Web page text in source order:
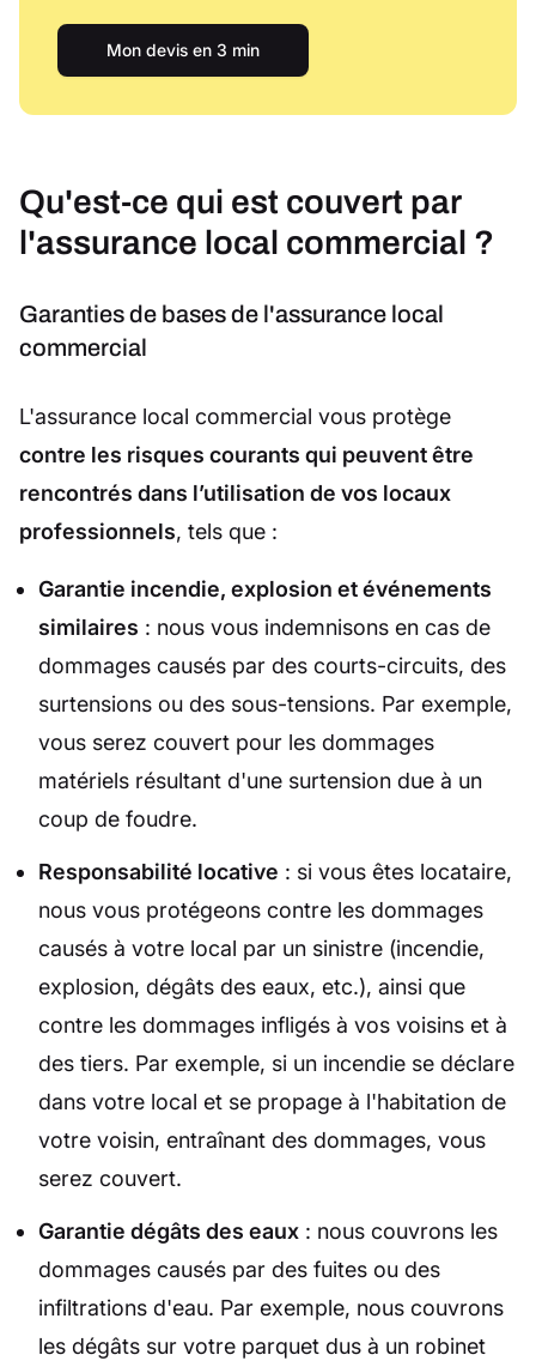
Mon devis en 3 min
Qu'est-ce qui est couvert par
l'assurance local commercial ?
Garanties de bases de l'assurance local
commercial
L'assurance local commercial vous protège
contre les risques courants qui peuvent être
rencontrés dans l’utilisation de vos locaux
professionnels, tels que :
Garantie incendie, explosion et événements
similaires : nous vous indemnisons en cas de
dommages causés par des courts-circuits, des
surtensions ou des sous-tensions. Par exemple,
vous serez couvert pour les dommages
matériels résultant d'une surtension due à un
coup de foudre.
Responsabilité locative : si vous êtes locataire,
nous vous protégeons contre les dommages
causés à votre local par un sinistre (incendie,
explosion, dégâts des eaux, etc.), ainsi que
contre les dommages infligés à vos voisins et à
des tiers. Par exemple, si un incendie se déclare
dans votre local et se propage à l'habitation de
votre voisin, entraînant des dommages, vous
serez couvert.
Garantie dégâts des eaux : nous couvrons les
dommages causés par des fuites ou des
infiltrations d'eau. Par exemple, nous couvrons
les dégâts sur votre parquet dus à un robinet